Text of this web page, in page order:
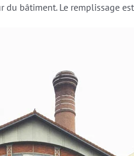
du bâtiment. Le remplissage